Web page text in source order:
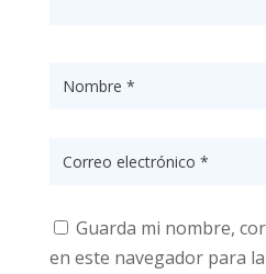
Guarda mi nombre,
en este navegador para